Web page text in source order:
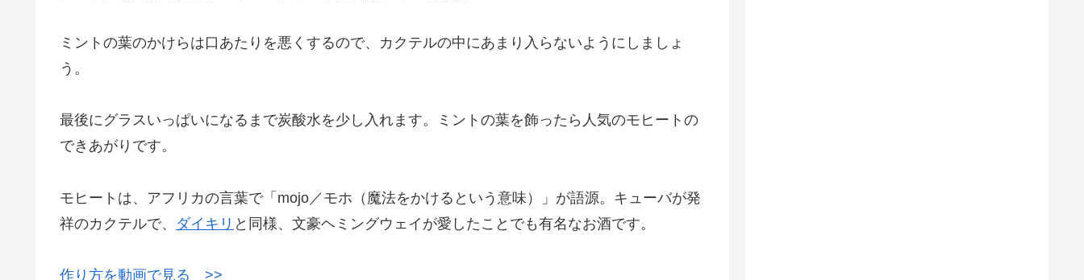
ミントの葉のかけらは口あたりを悪くするので、カクテルの中にあまり入らないようにしましょ
う。
最後にグラスいっぱいになるまで炭酸水を少し入れます。ミントの葉を飾ったら人気のモヒートの
できあがりです。
モヒートは、アフリカの言葉で「mojo／モホ（魔法をかけるという意味）」が語源。キューバが発
祥のカクテルで、 ダイキリ と同様、文豪ヘミングウェイが愛したことでも有名なお酒です。
作り方を動画で見る >>